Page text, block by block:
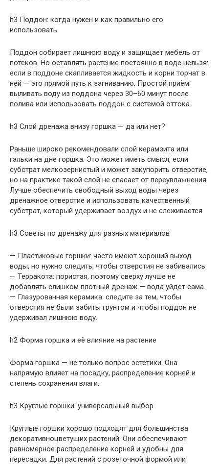
h3 Поддон: когда нужен и как правильно его
использовать
Поддон собирает лишнюю воду и защищает мебель от
потёков. Но оставлять растение постоянно в воде нельзя:
если в поддоне скапливается жидкость и корни торчат в
ней — это прямой путь к загниванию. Простой приём:
выливать воду из поддона через 30–60 минут после
полива или использовать поддон с системой оттока.
h3 Слой дренажа внизу горшка — да или нет?
Раньше широко рекомендовали слой керамзита или
гальки на дне горшка. Это может иметь смысл, если
субстрат мелкозернистый и может закупорить отверстие,
но на практике такой слой не спасает от переувлажнения.
Лучше обеспечить свободный выход воды через
дренажное отверстие и использовать качественный
субстрат, который удерживает воздух и не слеживается.
h3 Советы по дренажу для разных материалов
— Пластиковые горшки: часто имеют хороший выход
воды, но нужно следить, чтобы отверстия не забивались.
— Терракота: пористая, поэтому сверху лучше не
добавлять слишком плотный дренаж — вода уйдёт сама.
— Глазурованная керамика: следите за тем, чтобы
отверстия не были забиты грунтом и чтобы поддон не
удерживал лишнюю воду.
h2 Форма горшка и её влияние на растение
Форма горшка — не только вопрос эстетики. Она
напрямую влияет на посадку, распределение корней и
степень сохранения влаги.
h3 Круглые горшки: универсальный выбор
Круглые горшки хорошо подходят для большинства
декоративноцветущих растений. Они обеспечивают
равномерное распределение корней и удобны для
пересадки. Для растений с розеточной формой или